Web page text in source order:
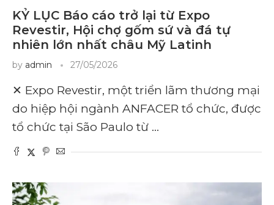
KỶ LỤC Báo cáo trở lại từ Expo
Revestir, Hội chợ gốm sứ và đá tự
nhiên lớn nhất châu Mỹ Latinh
by admin 27/05/2026
✕ Expo Revestir, một triển lãm thương mại
do hiệp hội ngành ANFACER tổ chức, được
tổ chức tại São Paulo từ …